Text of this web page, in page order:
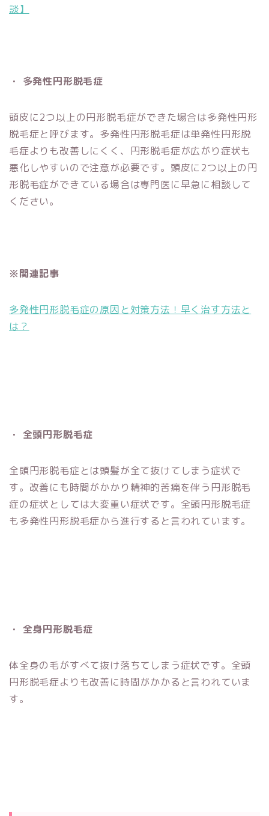
談】
・ 多発性円形脱毛症
頭皮に2つ以上の円形脱毛症ができた場合は多発性円形
脱毛症と呼びます。多発性円形脱毛症は単発性円形脱
毛症よりも改善しにくく、円形脱毛症が広がり症状も
悪化しやすいので注意が必要です。頭皮に2つ以上の円
形脱毛症ができている場合は専門医に早急に相談して
ください。
※関連記事
多発性円形脱毛症の原因と対策方法！早く治す方法と
は？
・ 全頭円形脱毛症
全頭円形脱毛症とは頭髪が全て抜けてしまう症状で
す。改善にも時間がかかり精神的苦痛を伴う円形脱毛
症の症状としては大変重い症状です。全頭円形脱毛症
も多発性円形脱毛症から進行すると言われています。
・ 全身円形脱毛症
体全身の毛がすべて抜け落ちてしまう症状です。全頭
円形脱毛症よりも改善に時間がかかると言われていま
す。